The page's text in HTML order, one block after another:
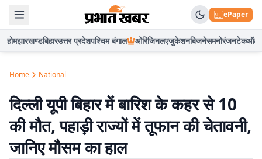
ePaper
होमझारखण्डबिहारउत्तर प्रदेशपश्चिम बंगाल ओरिजिनलएजुकेशनबिजनेसमनोरंजनटेकऑटो
Home National
दिल्ली यूपी बिहार में बारिश के कहर से 10
की मौत, पहाड़ी राज्यों में तूफान की चेतावनी,
जानिए मौसम का हाल